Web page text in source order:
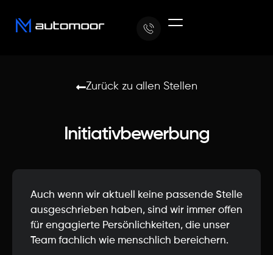
Zurück zu allen Stellen
Initiativbewerbung
Auch wenn wir aktuell keine passende Stelle
ausgeschrieben haben, sind wir immer offen
für engagierte Persönlichkeiten, die unser
Team fachlich wie menschlich bereichern.